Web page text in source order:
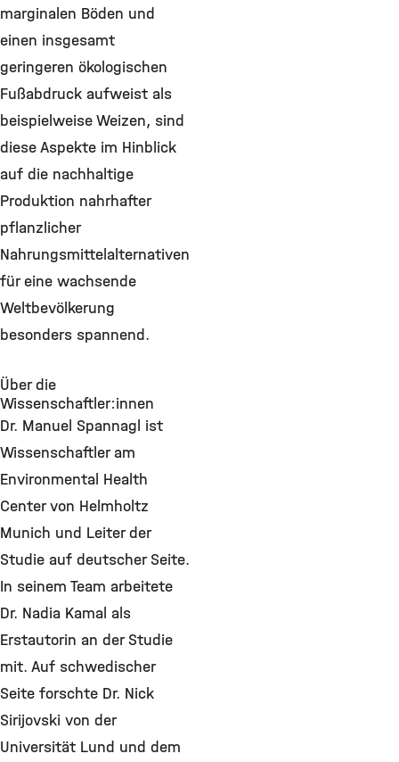
marginalen Böden und
einen insgesamt
geringeren ökologischen
Fußabdruck aufweist als
beispielweise Weizen, sind
diese Aspekte im Hinblick
auf die nachhaltige
Produktion nahrhafter
pflanzlicher
Nahrungsmittelalternativen
für eine wachsende
Weltbevölkerung
besonders spannend.
Über die
Wissenschaftler:innen
Dr. Manuel Spannagl ist
Wissenschaftler am
Environmental Health
Center von Helmholtz
Munich und Leiter der
Studie auf deutscher Seite.
In seinem Team arbeitete
Dr. Nadia Kamal als
Erstautorin an der Studie
mit. Auf schwedischer
Seite forschte Dr. Nick
Sirijovski von der
Universität Lund und dem